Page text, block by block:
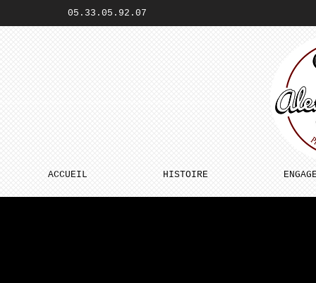
05.33.05.92.07
ACCUEIL HISTOIRE